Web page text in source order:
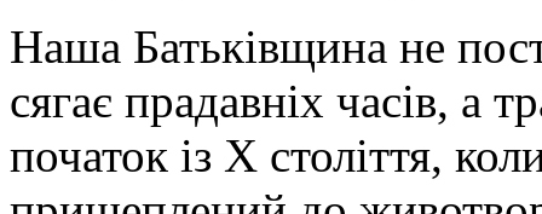
Наша Батьківщина не
сягає прадавніх часів, а
початок із X століття,